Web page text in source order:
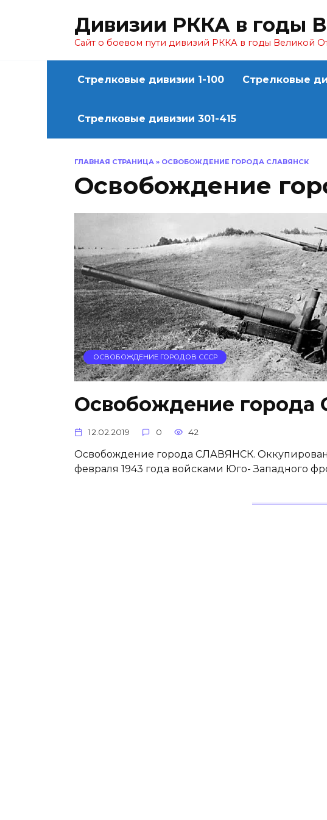
Дивизии РККА в годы
Сайт о боевом пути дивизий РККА в годы Великой
Стрелковые дивизии 1-100 Стрелковые
Стрелковые дивизии 301-415
ГЛАВНАЯ СТРАНИЦА » ОСВОБОЖДЕНИЕ ГОРОДА СЛАВЯНСК
Освобождение
ОСВОБОЖДЕНИЕ ГОРОДОВ СССР
Освобождение
12.02.2019 0 42
Освобождение города СЛАВЯНСК. Оккупирован
февраля 1943 года войсками Юго- Западного